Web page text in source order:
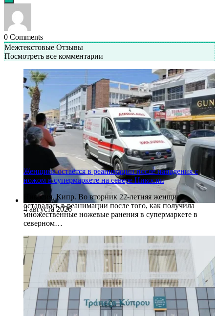
0 Comments
Межтекстовые Отзывы
Посмотреть все комментарии
4 августа 2026
Женщина остаётся в реанимации после нападения с
ножом в супермаркете на севере Никосии
Никосия, Кипр. Во вторник 22-летняя женщина
оставалась в реанимации после того, как получила
множественные ножевые ранения в супермаркете в
северном…